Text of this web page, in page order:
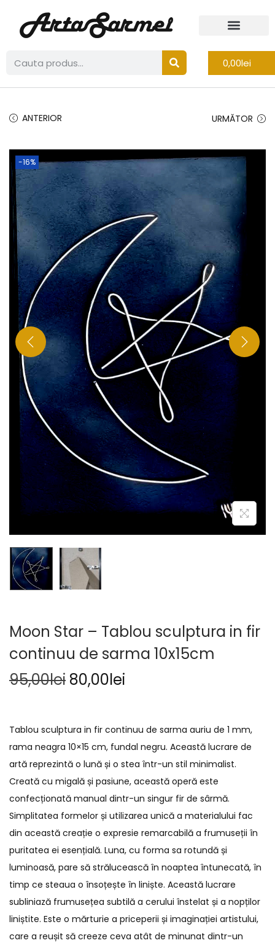
0,00lei
ANTERIOR URMĂTOR
-16%
Moon Star – Tablou sculptura in fir
continuu de sarma 10x15cm
95,00lei 80,00lei
Tablou sculptura in fir continuu de sarma auriu de 1 mm,
rama neagra 10×15 cm, fundal negru. Această lucrare de
artă reprezintă o lună și o stea într-un stil minimalist.
Creată cu migală și pasiune, această operă este
confecționată manual dintr-un singur fir de sârmă.
Simplitatea formelor și utilizarea unică a materialului fac
din această creație o expresie remarcabilă a frumuseții în
puritatea ei esențială. Luna, cu forma sa rotundă și
luminoasă, pare să strălucească în noaptea întunecată, în
timp ce steaua o însoțește în liniște. Această lucrare
subliniază frumusețea subtilă a cerului înstelat și a nopților
liniștite. Este o mărturie a priceperii și imaginației artistului,
care a reușit să creeze ceva atât de minunat dintr-un